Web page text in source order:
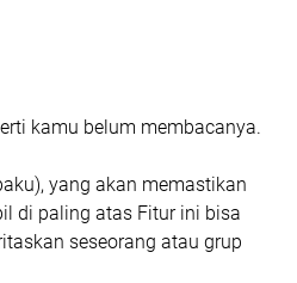
kamu belum membacanya.
yang akan memastikan
di paling atas Fitur ini bisa
seseorang atau grup